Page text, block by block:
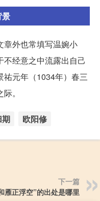
景
章外也常填写温婉小
经意之中流露出自己
祐元年（1034年）春三
。
期 欧阳修
下一篇
雁正浮空”的出处是哪里